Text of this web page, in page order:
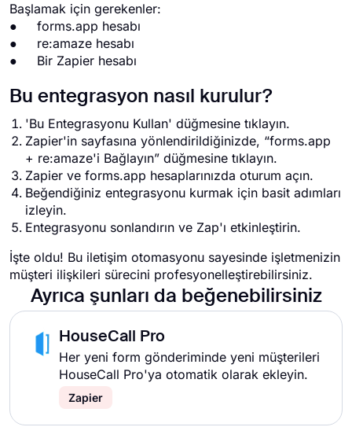
Başlamak için gerekenler:
● forms.app hesabı
● re:amaze hesabı
● Bir Zapier hesabı
Bu entegrasyon nasıl kurulur?
'Bu Entegrasyonu Kullan' düğmesine tıklayın.
Zapier'in sayfasına yönlendirildiğinizde, “forms.app
+ re:amaze'i Bağlayın” düğmesine tıklayın.
Zapier ve forms.app hesaplarınızda oturum açın.
Beğendiğiniz entegrasyonu kurmak için basit adımları
izleyin.
Entegrasyonu sonlandırın ve Zap'ı etkinleştirin.
İşte oldu! Bu iletişim otomasyonu sayesinde işletmenizin
müşteri ilişkileri sürecini profesyonelleştirebilirsiniz.
Ayrıca şunları da beğenebilirsiniz
HouseCall Pro
Her yeni form gönderiminde yeni müşterileri
HouseCall Pro'ya otomatik olarak ekleyin.
Zapier